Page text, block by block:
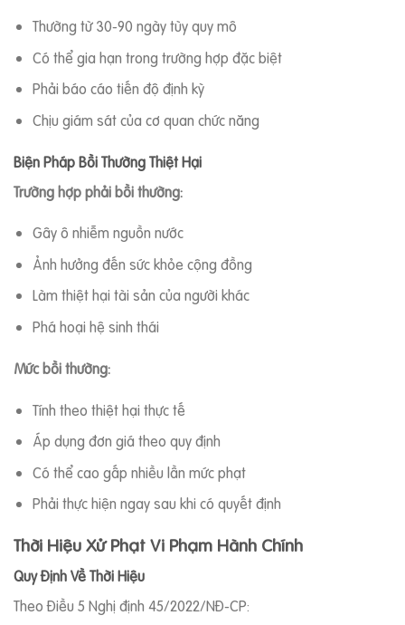
Thường từ 30-90 ngày tùy quy mô
Có thể gia hạn trong trường hợp đặc biệt
Phải báo cáo tiến độ định kỳ
Chịu giám sát của cơ quan chức năng
Biện Pháp Bồi Thường Thiệt Hại
Trường hợp phải bồi thường:
Gây ô nhiễm nguồn nước
Ảnh hưởng đến sức khỏe cộng đồng
Làm thiệt hại tài sản của người khác
Phá hoại hệ sinh thái
Mức bồi thường:
Tính theo thiệt hại thực tế
Áp dụng đơn giá theo quy định
Có thể cao gấp nhiều lần mức phạt
Phải thực hiện ngay sau khi có quyết định
Thời Hiệu Xử Phạt Vi Phạm Hành Chính
Quy Định Về Thời Hiệu
Theo Điều 5 Nghị định 45/2022/NĐ-CP: